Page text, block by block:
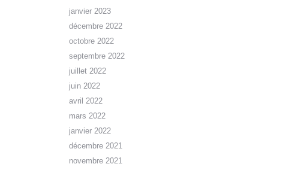
janvier 2023
décembre 2022
octobre 2022
septembre 2022
juillet 2022
juin 2022
avril 2022
mars 2022
janvier 2022
décembre 2021
novembre 2021